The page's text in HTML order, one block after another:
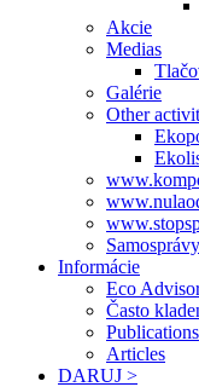
Akcie
Medias
Galérie
Other
Informácie
Eco
Často
Publications
Articles
DARUJ >